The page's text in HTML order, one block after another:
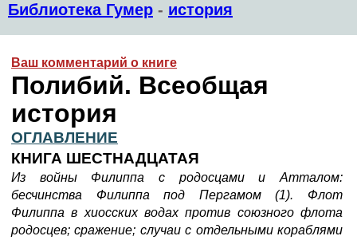
Библиотека Гумер - история
Ваш комментарий о книге
Полибий. Всеобщая
история
ОГЛАВЛЕНИЕ
КНИГА ШЕСТНАДЦАТАЯ
Из войны Филиппа с родосцами и Атталом:
бесчинства Филиппа под Пергамом (1). Флот
Филиппа в хиосских водах против союзного флота
родосцев; сражение; случаи с отдельными кораблями